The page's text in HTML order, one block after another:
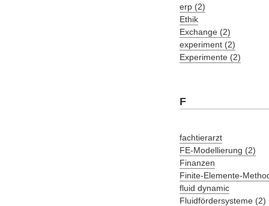
erp (2)
Ethik
Exchange (2)
experiment (2)
Experimente (2)
F
fachtierarzt
FE-Modellierung (2)
Finanzen
Finite-Elemente-
fluid dynamic
Fluidfördersysteme (2)